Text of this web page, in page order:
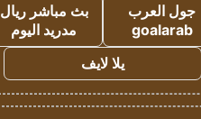
جول العرب
goalarab
بث مباشر ريال
مدريد اليوم
يلا لايف